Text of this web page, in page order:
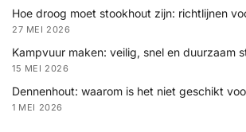
Hoe droog moet stookhout zijn: richtlijnen
27 MEI 2026
Kampvuur maken: veilig, snel en duurzaam
15 MEI 2026
Dennenhout: waarom is het niet geschikt
1 MEI 2026